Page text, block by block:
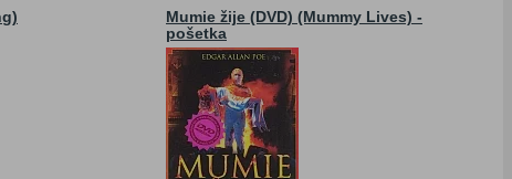
Mumie žije (DVD) (Mummy Lives) -
pošetka